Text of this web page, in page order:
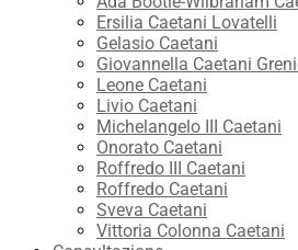
Ersilia Caetani Lovatelli
Gelasio Caetani
Giovannella Caetani
Leone Caetani
Livio Caetani
Michelangelo III Caetani
Onorato Caetani
Roffredo III Caetani
Roffredo Caetani
Sveva Caetani
Vittoria Colonna Caetani